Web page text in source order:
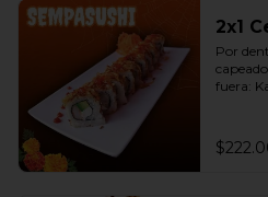
2x1
Por
fuera: